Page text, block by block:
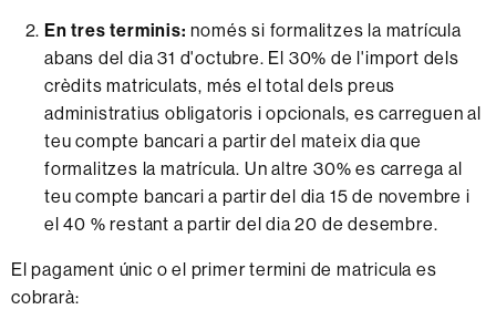
En tres terminis: només si formalitzes la matrícula
abans del dia 31 d'octubre. El 30% de l'import dels
crèdits matriculats, més el total dels preus
administratius obligatoris i opcionals, es carreguen al
teu compte bancari a partir del mateix dia que
formalitzes la matrícula. Un altre 30% es carrega al
teu compte bancari a partir del dia 15 de novembre i
el 40 % restant a partir del dia 20 de desembre.
El pagament únic o el primer termini de matricula es
cobrarà: